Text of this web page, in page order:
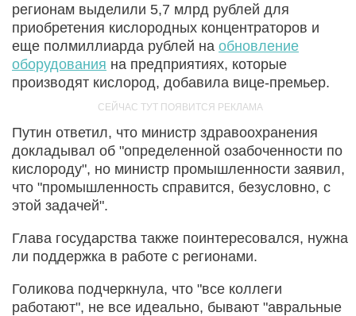
регионам выделили 5,7 млрд рублей для
приобретения кислородных концентраторов и
еще полмиллиарда рублей на обновление
оборудования на предприятиях, которые
производят кислород, добавила вице-премьер.
Путин ответил, что министр здравоохранения
докладывал об "определенной озабоченности по
кислороду", но министр промышленности заявил,
что "промышленность справится, безусловно, с
этой задачей".
Глава государства также поинтересовался, нужна
ли поддержка в работе с регионами.
Голикова подчеркнула, что "все коллеги
работают", не все идеально, бывают "авральные